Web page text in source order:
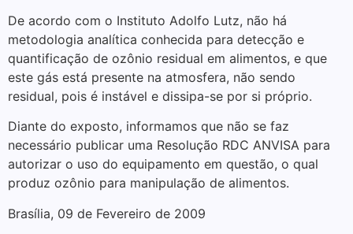
De acordo com o Instituto Adolfo Lutz, não há
metodologia analítica conhecida para detecção e
quantificação de ozônio residual em alimentos, e que
este gás está presente na atmosfera, não sendo
residual, pois é instável e dissipa-se por si próprio.
Diante do exposto, informamos que não se faz
necessário publicar uma Resolução RDC ANVISA para
autorizar o uso do equipamento em questão, o qual
produz ozônio para manipulação de alimentos.
Brasília, 09 de Fevereiro de 2009